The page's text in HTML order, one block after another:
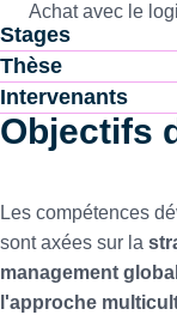
Achat avec le
Stages
Thèse
Intervenants
Objectifs
Les compétences
sont axées sur la
management
l'approche